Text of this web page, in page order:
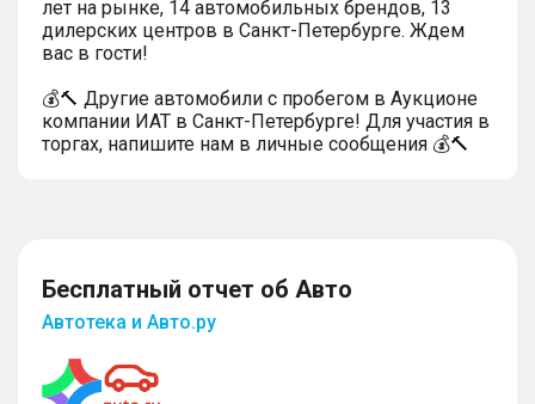
лет на рынке, 14 автомобильных брендов, 13
дилерских центров в Санкт-Петербурге. Ждем
вас в гости!
💰🔨 Другие автомобили с пробегом в Аукционе
компании ИАТ в Санкт-Петербурге! Для участия в
торгах, напишите нам в личные сообщения 💰🔨
Бесплатный отчет об Авто
Автотека и Авто.ру